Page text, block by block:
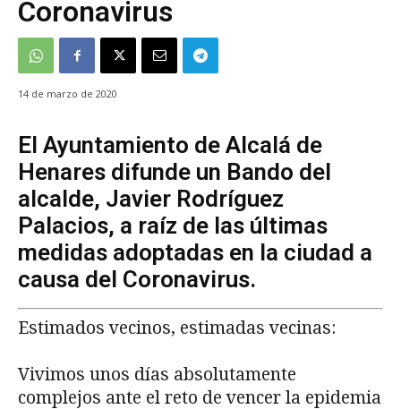
Coronavirus
14 de marzo de 2020
El Ayuntamiento de Alcalá de
Henares difunde un Bando del
alcalde, Javier Rodríguez
Palacios, a raíz de las últimas
medidas adoptadas en la ciudad a
causa del Coronavirus.
Estimados vecinos, estimadas vecinas:
Vivimos unos días absolutamente
complejos ante el reto de vencer la epidemia